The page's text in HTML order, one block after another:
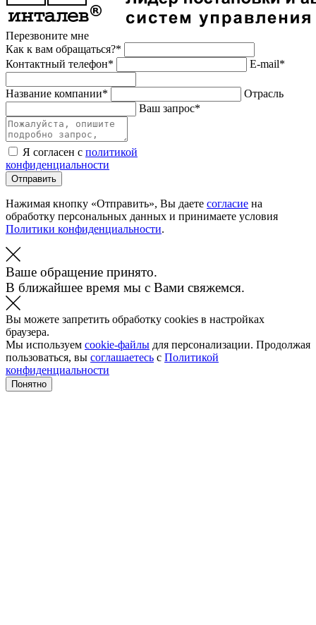
Перезвоните мне
Как к вам обращаться?*
Контактный телефон*
E-mail*
Название компании*
Отрасль
Ваш запрос*
Я согласен с политикой
конфиденциальности
Отправить
Нажимая кнопку «Отправить», Вы даете согласие на
обработку персональных данных и принимаете условия
Политики конфиденциальности.
Ваше обращение принято.
В ближайшее время мы с Вами свяжемся.
Вы можете запретить обработку cookies в настройках
браузера.
Мы используем cookie-файлы для персонализации. Продолжая
пользоваться, вы соглашаетесь с Политикой
конфиденциальности
Понятно